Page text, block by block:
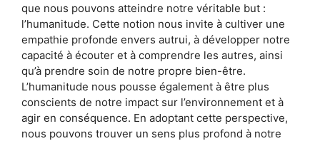
que nous pouvons atteindre notre véritable but :
l’humanitude. Cette notion nous invite à cultiver une
empathie profonde envers autrui, à développer notre
capacité à écouter et à comprendre les autres, ainsi
qu’à prendre soin de notre propre bien-être.
L’humanitude nous pousse également à être plus
conscients de notre impact sur l’environnement et à
agir en conséquence. En adoptant cette perspective,
nous pouvons trouver un sens plus profond à notre